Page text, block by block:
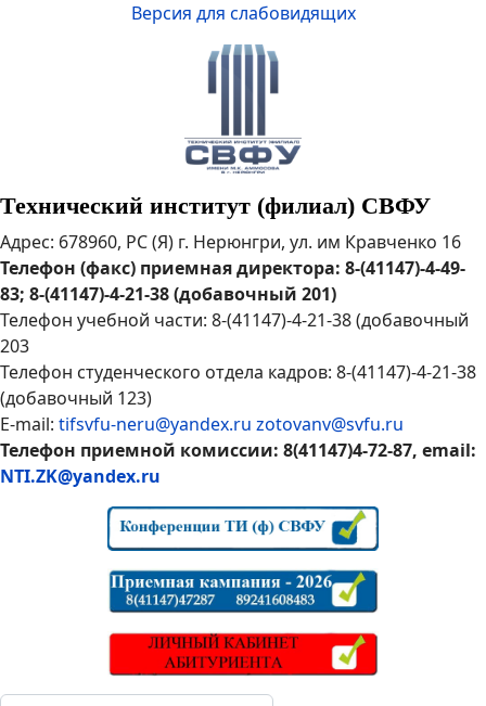
Версия для слабовидящих
Технический институт (филиал) СВФУ
Адрес: 678960, РС (Я) г. Нерюнгри, ул. им Кравченко 16
Телефон (факс) приемная директора: 8-(41147)-4-49-
83; 8-(41147)-4-21-38 (добавочный 201)
Телефон учебной части: 8-(41147)-4-21-38 (добавочный
203
Телефон студенческого отдела кадров: 8-(41147)-4-21-38
(добавочный 123)
E-mail: tifsvfu-neru@yandex.ru zotovanv@svfu.ru
Телефон приемной комиссии: 8(41147)4-72-87, email:
NTI.ZK@yandex.ru